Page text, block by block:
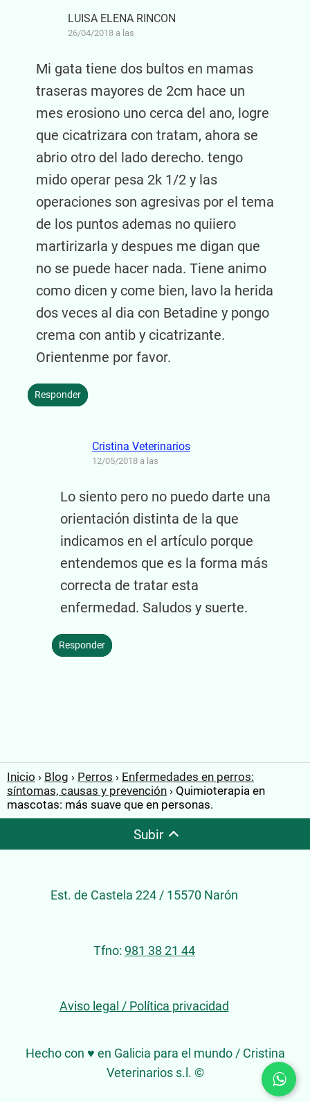
LUISA ELENA RINCON
26/04/2018 a las
Mi gata tiene dos bultos en mamas
traseras mayores de 2cm hace un
mes erosiono uno cerca del ano, logre
que cicatrizara con tratam, ahora se
abrio otro del lado derecho. tengo
mido operar pesa 2k 1/2 y las
operaciones son agresivas por el tema
de los puntos ademas no quiiero
martirizarla y despues me digan que
no se puede hacer nada. Tiene animo
como dicen y come bien, lavo la herida
dos veces al dia con Betadine y pongo
crema con antib y cicatrizante.
Orientenme por favor.
Responder
Cristina Veterinarios
12/05/2018 a las
Lo siento pero no puedo darte una
orientación distinta de la que
indicamos en el artículo porque
entendemos que es la forma más
correcta de tratar esta
enfermedad. Saludos y suerte.
Responder
Inicio Blog Perros
Enfermedades en perros:
síntomas, causas y prevención
Quimioterapia en
mascotas: más suave que en personas.
Subir
Est. de Castela 224 / 15570 Narón
Tfno: 981 38 21 44
Aviso legal / Política privacidad
Hecho con ♥ en Galicia para el mundo / Cristina
Veterinarios s.l. ©